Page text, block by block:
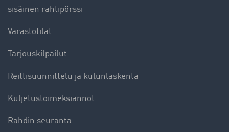
sisäinen rahtipörssi
Varastotilat
Tarjouskilpailut
Reittisuunnittelu ja kulunlaskenta
Kuljetustoimeksiannot
Rahdin seuranta